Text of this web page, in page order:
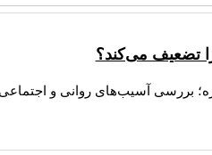
تضعیف می‌کند؟
کاهش ۲۸ درصدی مکالمات روزمره؛ بررسی آسیب‌های روانی و